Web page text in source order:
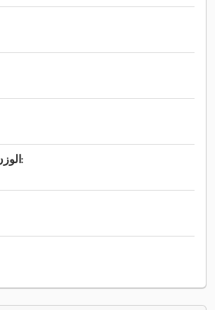
الوزن الأقصى للحمولة: